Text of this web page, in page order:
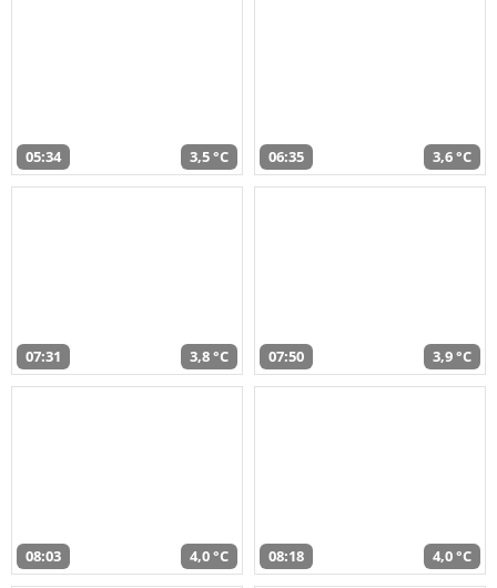
05:34 3,5 °C 06:35 3,6 °C
07:31 3,8 °C 07:50 3,9 °C
08:03 4,0 °C 08:18 4,0 °C